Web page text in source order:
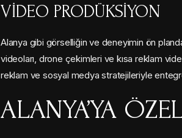
VIDEO PRODÜKSIYON
Alanya gibi görselliğin ve deneyimin ön
videoları, drone çekimleri ve kısa reklam
reklam ve sosyal medya stratejileriyle
ALANYA’YA